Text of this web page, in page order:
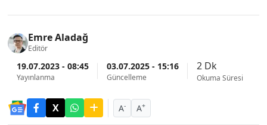
Emre Aladağ
Editör
19.07.2023 - 08:45
Yayınlanma
03.07.2025 - 15:16
Güncelleme
2 Dk
Okuma Süresi
A- A+